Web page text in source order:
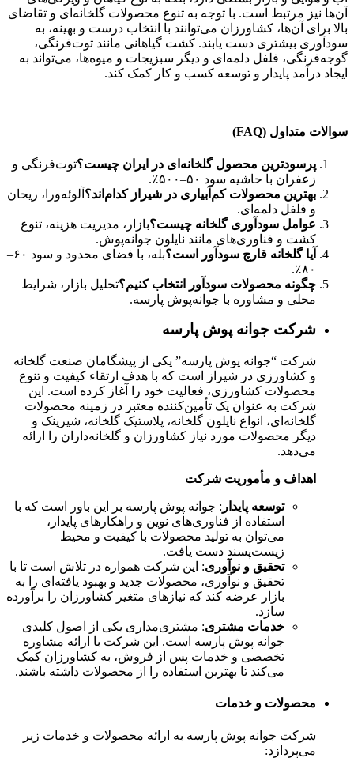
آن‌ها نیز مرتبط است. با توجه به تنوع محصولات گلخانه‌ای و تقاضای
بالا برای آن‌ها، کشاورزان می‌توانند با انتخاب درست و بهینه، به
سودآوری بیشتری دست یابند. کشت گیاهانی مانند توت‌فرنگی،
گوجه‌فرنگی، فلفل دلمه‌ای و دیگر سبزیجات و میوه‌ها، می‌تواند به
ایجاد درآمد پایدار و توسعه کسب و کار کمک کند.
سوالات متداول (FAQ)
پرسودترین محصول گلخانه‌ای در ایران چیست؟توت‌فرنگی و
زعفران با حاشیه سود ۵۰–۵۰۰٪.
بهترین محصولات کم‌آبیاری در شیراز کدام‌اند؟ آلوئه‌ورا، ریحان
و فلفل دلمه‌ای.
عوامل سودآوری گلخانه چیست؟بازار، مدیریت هزینه، تنوع
کشت و فناوری‌های مانند نایلون جوانه‌پوش.
آیا گلخانه قارچ سودآور است؟
بله، با فضای محدود و سود ۶۰–
۸۰٪.
چگونه محصولات سودآور انتخاب کنیم؟تحلیل بازار، شرایط
محلی و مشاوره با جوانه‌پوش پارسه.
شرکت جوانه پوش پارسه
شرکت “جوانه پوش پارسه” یکی از پیشگامان صنعت گلخانه
و کشاورزی در شیراز است که با هدف ارتقاء کیفیت و تنوع
محصولات کشاورزی، فعالیت خود را آغاز کرده است. این
شرکت به عنوان یک تأمین‌کننده معتبر در زمینه محصولات
گلخانه‌ای، انواع نایلون گلخانه، پلاستیک گلخانه، شیرینک و
دیگر محصولات مورد نیاز کشاورزان و گلخانه‌داران را ارائه
می‌دهد.
اهداف و مأموریت شرکت
توسعه پایدار : جوانه پوش پارسه بر این باور است که با
استفاده از فناوری‌های نوین و راهکارهای پایدار،
می‌توان به تولید محصولات با کیفیت و محیط
زیست‌پسند دست یافت.
تحقیق و نوآوری: این شرکت همواره در تلاش است تا با
تحقیق و نوآوری، محصولات جدید و بهبود یافته‌ای را به
بازار عرضه کند که نیازهای متغیر کشاورزان را برآورده
سازد.
خدمات مشتری: مشتری‌مداری یکی از اصول کلیدی
جوانه پوش پارسه است. این شرکت با ارائه مشاوره
تخصصی و خدمات پس از فروش، به کشاورزان کمک
می‌کند تا بهترین استفاده را از محصولات داشته باشند.
محصولات و خدمات
شرکت جوانه پوش پارسه به ارائه محصولات و خدمات زیر
می‌پردازد: